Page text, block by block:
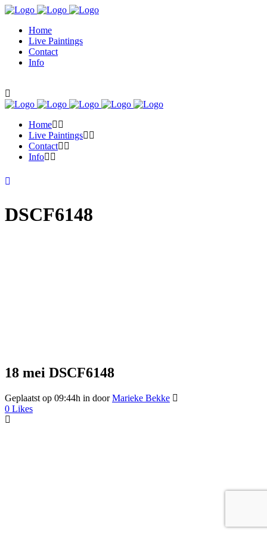
Home
Live Paintings
Contact
Info
Home
Live Paintings
Contact
Info
DSCF6148
18 mei DSCF6148
Geplaatst op 09:44h in doorMarieke Bekke
0 Likes